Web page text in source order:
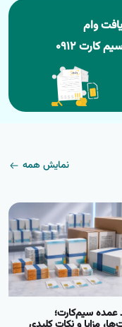
وام
کارت ۰۹۱۲
نمایش همه
عمده سیم‌کارت؛